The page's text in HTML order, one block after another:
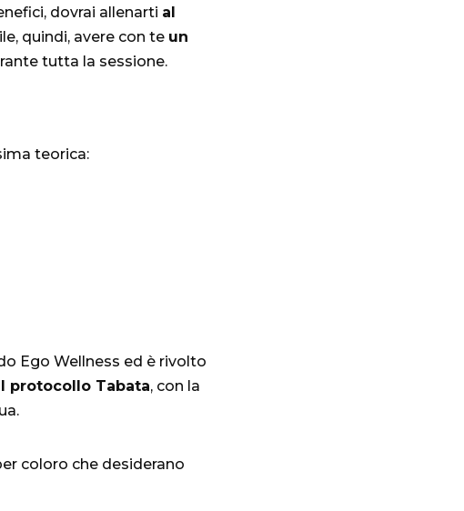
dovrai allenarti al
quindi, avere con te un
tutta la sessione.
teorica:
Ego Wellness ed è rivolto
protocollo Tabata, con la
coloro che desiderano